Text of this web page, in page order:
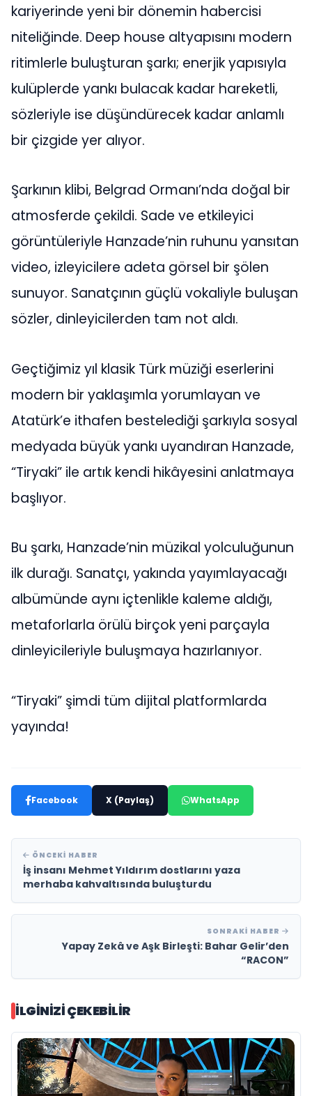
kariyerinde yeni bir dönemin habercisi
niteliğinde. Deep house altyapısını modern
ritimlerle buluşturan şarkı; enerjik yapısıyla
kulüplerde yankı bulacak kadar hareketli,
sözleriyle ise düşündürecek kadar anlamlı
bir çizgide yer alıyor.
Şarkının klibi, Belgrad Ormanı’nda doğal bir
atmosferde çekildi. Sade ve etkileyici
görüntüleriyle Hanzade’nin ruhunu yansıtan
video, izleyicilere adeta görsel bir şölen
sunuyor. Sanatçının güçlü vokaliyle buluşan
sözler, dinleyicilerden tam not aldı.
Geçtiğimiz yıl klasik Türk müziği eserlerini
modern bir yaklaşımla yorumlayan ve
Atatürk’e ithafen bestelediği şarkıyla sosyal
medyada büyük yankı uyandıran Hanzade,
“Tiryaki” ile artık kendi hikâyesini anlatmaya
başlıyor.
Bu şarkı, Hanzade’nin müzikal yolculuğunun
ilk durağı. Sanatçı, yakında yayımlayacağı
albümünde aynı içtenlikle kaleme aldığı,
metaforlarla örülü birçok yeni parçayla
dinleyicileriyle buluşmaya hazırlanıyor.
“Tiryaki” şimdi tüm dijital platformlarda
yayında!
Facebook X (Paylaş) WhatsApp
ÖNCEKI HABER
İş insanı Mehmet Yıldırım dostlarını yaza
merhaba kahvaltısında buluşturdu
SONRAKI HABER
Yapay Zekâ ve Aşk Birleşti: Bahar Gelir’den
“RACON”
İLGINIZI ÇEKEBILIR